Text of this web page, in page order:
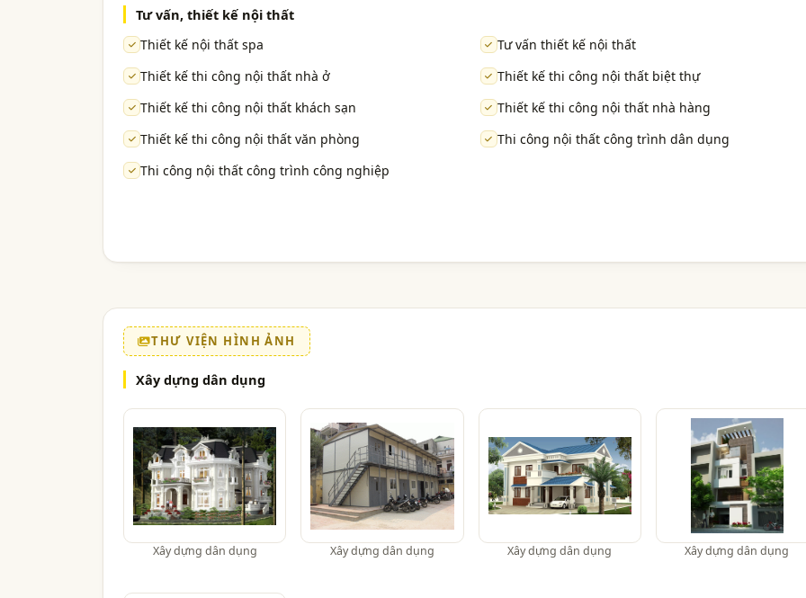
Tư vấn, thiết kế nội thất
Thiết kế nội thất spa
Tư vấn thiết kế nội thất
Thiết kế thi công nội thất nhà ở
Thiết kế thi công nội thất biệt thự
Thiết kế thi công nội thất khách sạn
Thiết kế thi công nội thất nhà hàng
Thiết kế thi công nội thất văn phòng
Thi công nội thất công trình dân dụng
Thi công nội thất công trình công nghiệp
THƯ VIỆN HÌNH ẢNH
Xây dựng dân dụng
Xây dựng dân dụng Xây dựng dân dụng Xây dựng dân dụng Xây dựng dân dụng